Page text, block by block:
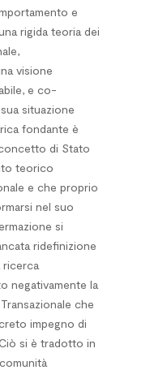
e
rigida teoria dei
visione
e co-
situazione
fondante è
di Stato
teorico
e che proprio
nel suo
si
ridefinizione
ricerca
negativamente la
che
impegno di
si è tradotto in